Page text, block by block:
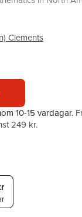
Clements
10-15 vardagar.
249 kr.